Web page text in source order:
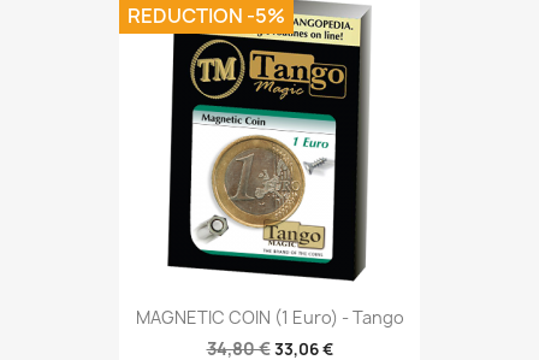
MAGNETIC COIN (1 Euro) - Tango
34,80 €33,06 €
REDUCTION -5%